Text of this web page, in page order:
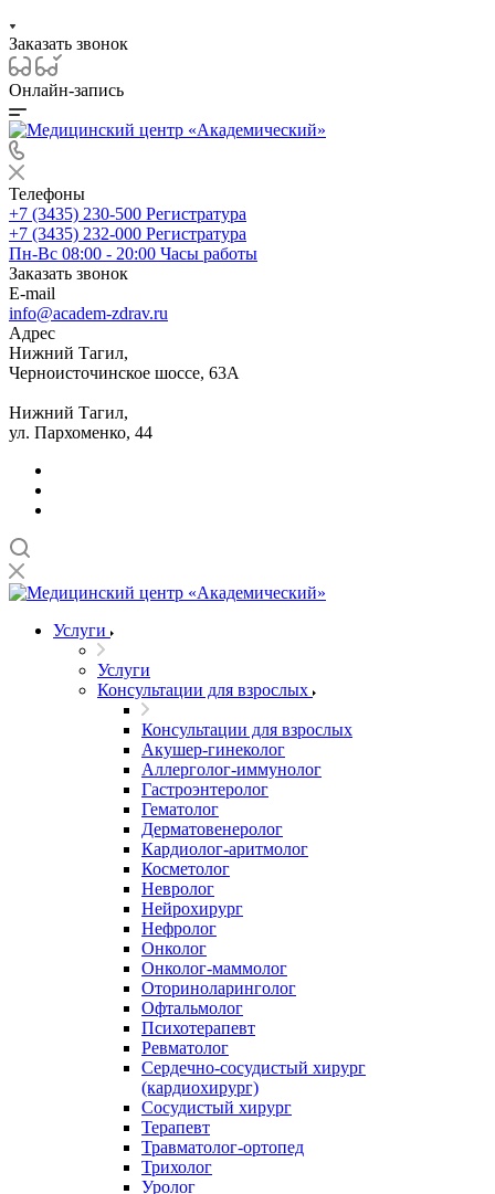
Заказать звонок
Онлайн-запись
Телефоны
+7 (3435) 230-500 Регистратура
+7 (3435) 232-000 Регистратура
Пн-Вс 08:00 - 20:00 Часы работы
Заказать звонок
E-mail
info@academ-zdrav.ru
Адрес
Нижний Тагил,
Черноисточинское шоссе, 63А
Нижний Тагил,
ул. Пархоменко, 44
Услуги
Услуги
Консультации для взрослых
Консультации для взрослых
Акушер-гинеколог
Аллерголог-иммунолог
Гастроэнтеролог
Гематолог
Дерматовенеролог
Кардиолог-аритмолог
Косметолог
Невролог
Нейрохирург
Нефролог
Онколог
Онколог-маммолог
Оториноларинголог
Офтальмолог
Психотерапевт
Ревматолог
Сердечно-сосудистый хирург
(кардиохирург)
Сосудистый хирург
Терапевт
Травматолог-ортопед
Трихолог
Уролог